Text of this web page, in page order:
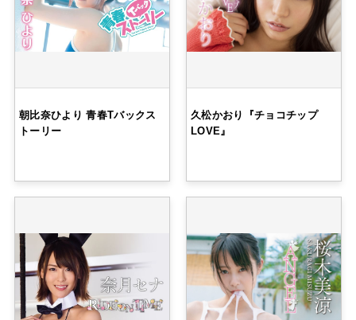
朝比奈ひより 青春Tバックス
トーリー
久松かおり『チョコチップ
LOVE』